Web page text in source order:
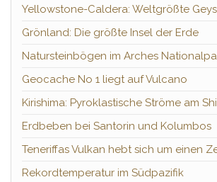
Yellowstone-Caldera: Weltgrößte
Grönland: Die größte Insel der Erde
Natursteinbögen im Arches
Geocache No 1 liegt auf Vulcano
Kirishima: Pyroklastische Ströme am
Erdbeben bei Santorin und Kolumbos
Teneriffas Vulkan hebt sich um einen
Rekordtemperatur im Südpazifik